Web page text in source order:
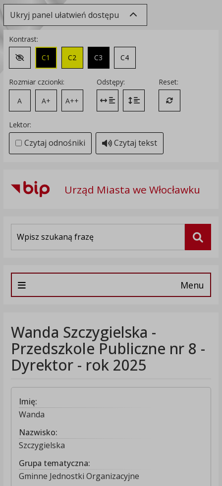
Ukryj panel ułatwień dostępu
Kontrast:
Zmień kontrast na domyślny
C1 C2 C3 C4
Rozmiar czcionki:
A
A+ A++
Odstępy:
Zmień odstęp między literami
Zmień interlinię i margines
Reset:
Przywróć
Lektor:
Czytaj odnośniki Czytaj tekst
Urząd Miasta we Włocławku
Menu
Wanda Szczygielska -
Przedszkole Publiczne nr 8 -
Dyrektor - rok 2025
Imię:
Wanda
Nazwisko:
Szczygielska
Grupa tematyczna:
Gminne Jednostki Organizacyjne